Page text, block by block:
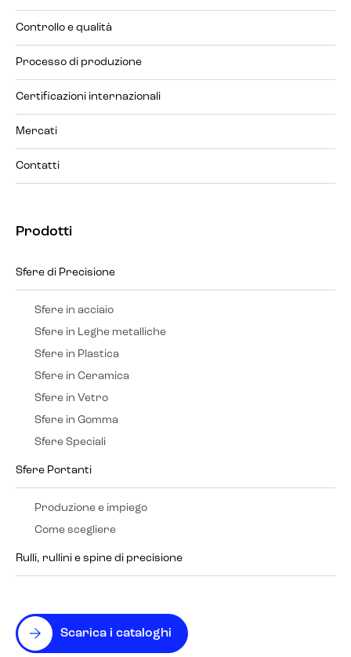
Scarica i cataloghi
Controllo e qualità
Processo di produzione
Certificazioni internazionali
Mercati
Contatti
Prodotti
Sfere di Precisione
Sfere in acciaio
Sfere in Leghe metalliche
Sfere in Plastica
Sfere in Ceramica
Sfere in Vetro
Sfere in Gomma
Sfere Speciali
Sfere Portanti
Produzione e impiego
Come scegliere
Rulli, rullini e spine di precisione